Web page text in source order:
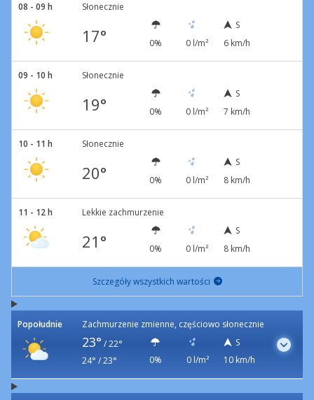
08 - 09 h Słonecznie
17° 0% 0 l/m²
S
6 km/h
09 - 10 h Słonecznie
19° 0% 0 l/m²
S
7 km/h
10 - 11 h Słonecznie
20° 0% 0 l/m²
S
8 km/h
11 - 12 h Lekkie zachmurzenie
21° 0% 0 l/m²
S
8 km/h
Szczegóły wszystkich wartości
Popołudnie Zachmurzenie zmienne, częściowo słonecznie
23° / 22°
24° / 23°
0% 0 l/m²
S
10 km/h